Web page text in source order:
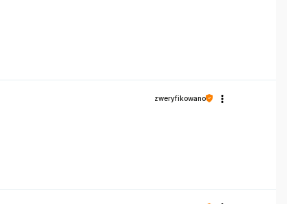
zweryfikowano